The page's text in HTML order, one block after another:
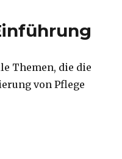
Themen, die die
von Pflege